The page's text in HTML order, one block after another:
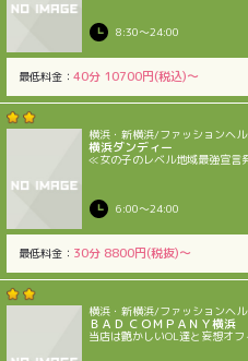
8:30〜24:00
最低料金： 40分 10700円(税込)〜
横浜・新横浜/ファッションヘ
横浜ダンディー
≪女の子のレベル地域最強宣言
6:00〜24:00
最低料金： 30分 8800円(税抜)〜
横浜・新横浜/ファッションヘ
ＢＡＤ ＣＯＭＰＡＮＹ横
当店は艶かしいOL達と妄想オ